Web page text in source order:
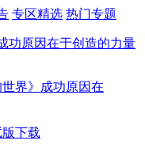
专区精选 热门专题
功原因在于创造的力量
下载